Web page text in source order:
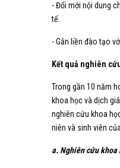
- Đổi mới nội dung
tế.
- Gắn liền đào tạo
Kết quả nghiên
Trong gần 10 năm
khoa học và dịch
nghiên cứu khoa
niên và sinh viên
a. Nghiên cứu khoa